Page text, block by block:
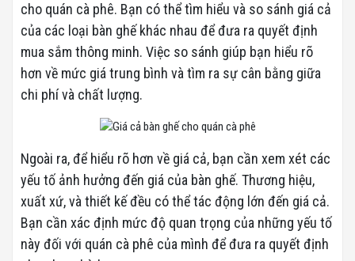
cho quán cà phê. Bạn có thể tìm hiểu và so sánh giá cả
của các loại bàn ghế khác nhau để đưa ra quyết định
mua sắm thông minh. Việc so sánh giúp bạn hiểu rõ
hơn về mức giá trung bình và tìm ra sự cân bằng giữa
chi phí và chất lượng.
Ngoài ra, để hiểu rõ hơn về giá cả, bạn cần xem xét các
yếu tố ảnh hưởng đến giá của bàn ghế. Thương hiệu,
xuất xứ, và thiết kế đều có thể tác động lớn đến giá cả.
Bạn cần xác định mức độ quan trọng của những yếu tố
này đối với quán cà phê của mình để đưa ra quyết định